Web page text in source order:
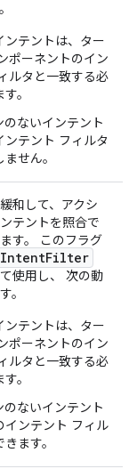
ンテントは、ター
ポーネントのイン
ルタと一致する必
。
のないインテント
ンテント フィルタ
せん。
和して、アクシ
テントを照合で
す。 このフラグ
使用し、 次の動
。
ンテントは、ター
ポーネントのイン
ルタと一致する必
。
のないインテント
インテント フィル
ます。